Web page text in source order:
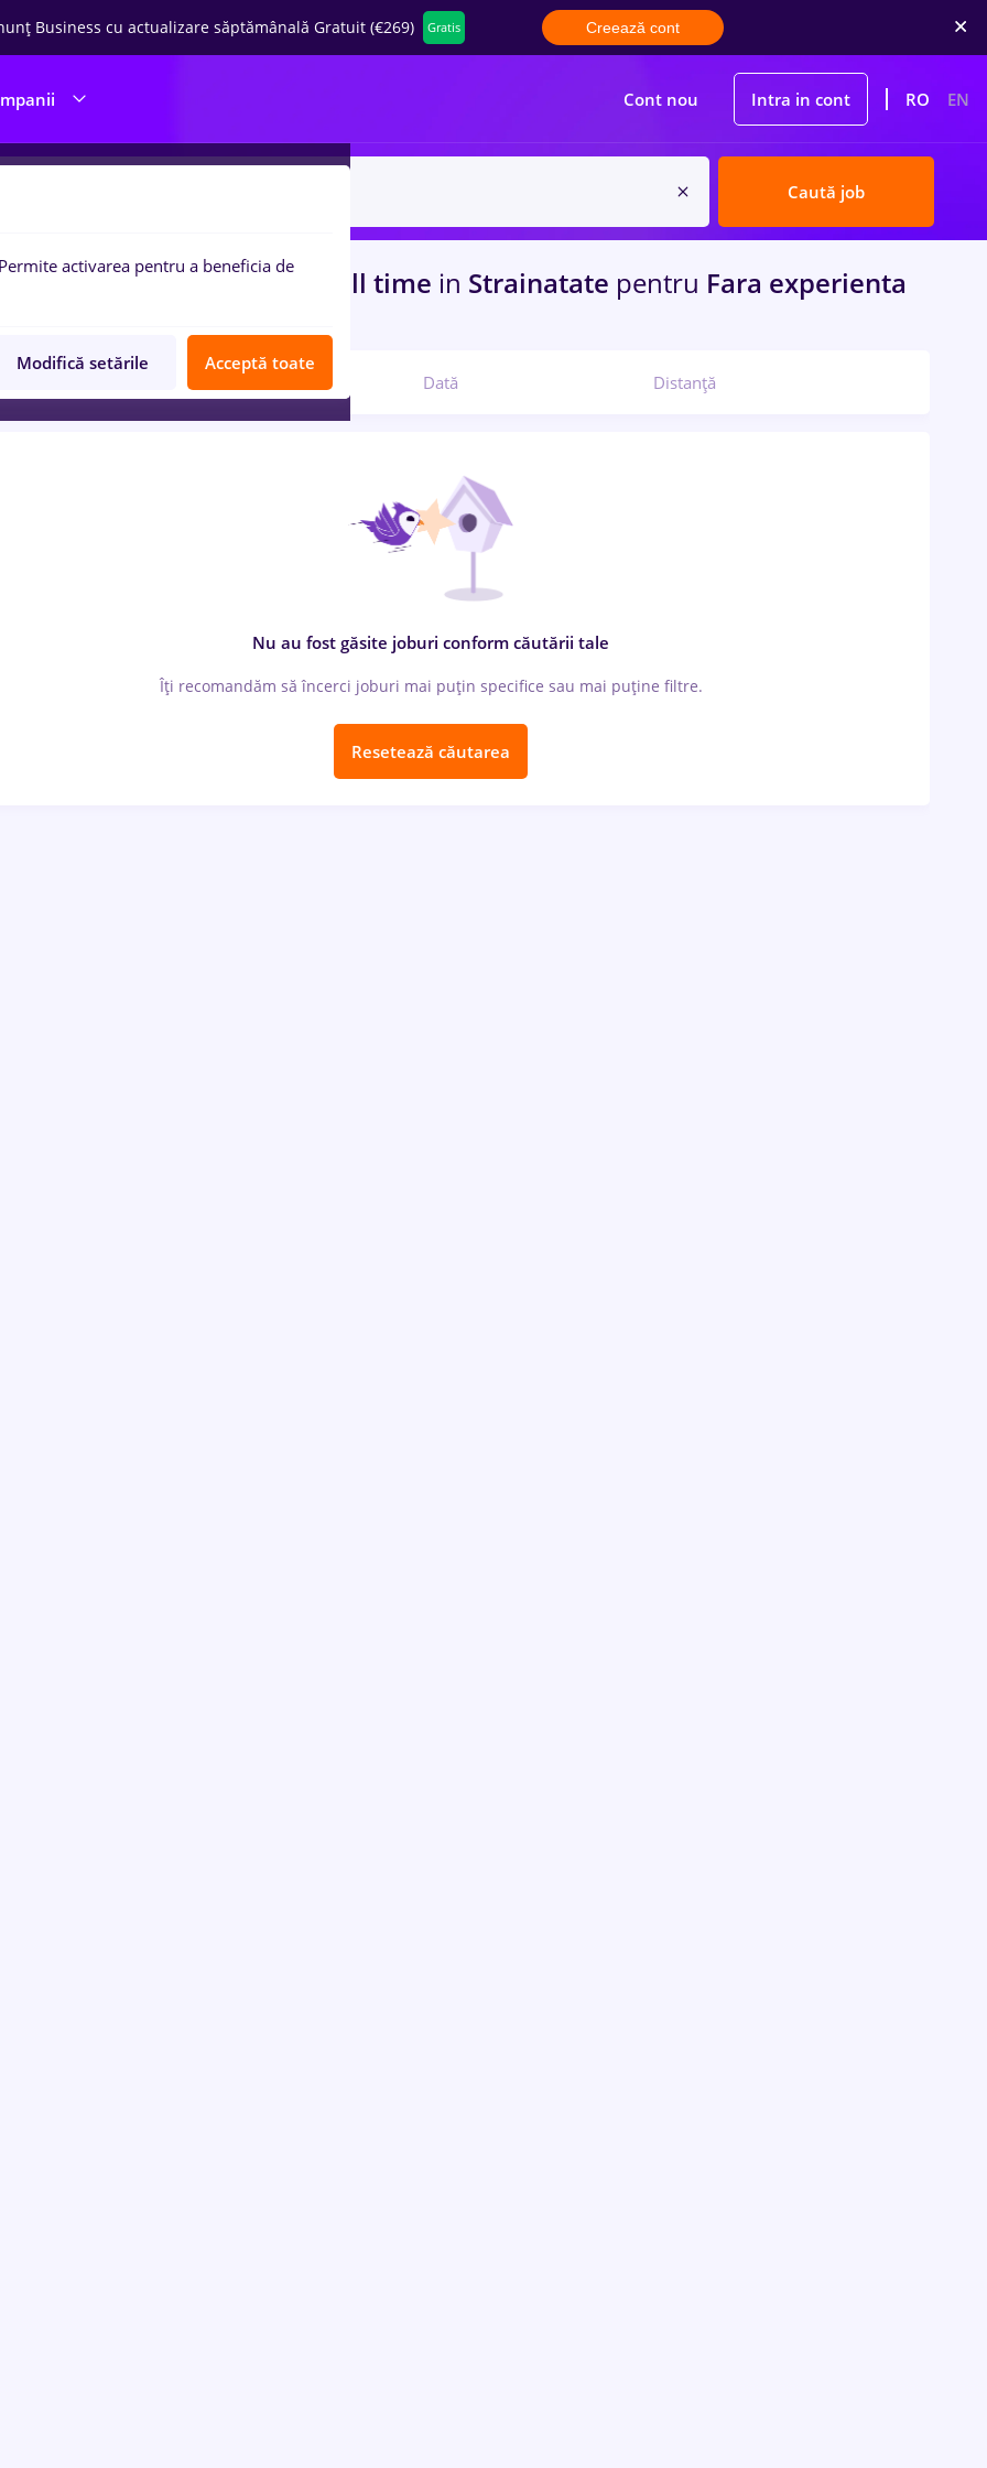
Business cu actualizare săptămânală Gratuit (€269) Gratis Creează cont
Cont nou Intra in cont RO EN
Caută job
de muncabrancardier, Full time in Strainatate pentru Fara experienta
Relevanță Dată Distanță
Nu au fost găsite joburi conform căutării tale
Îți recomandăm să încerci joburi mai puțin specifice sau mai puține filtre.
Resetează căutarea
Permite activarea pentru a beneficia de
Modifică setările Acceptă toate